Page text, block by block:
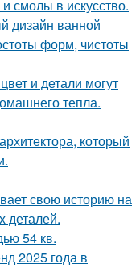
смолы в искусство.
дизайн ванной
форм, чистоты
и детали могут
тепла.
который
свою историю на
деталей.
54 кв.
2025 года в